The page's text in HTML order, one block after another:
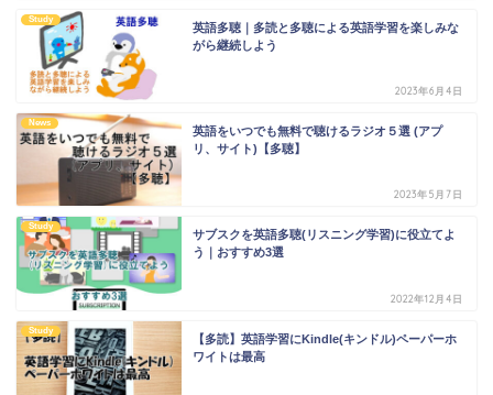
Study
英語多聴｜多読と多聴による英語学習を楽しみな
がら継続しよう
2023年6月4日
News
英語をいつでも無料で聴けるラジオ５選 (アプ
リ、サイト)【多聴】
2023年5月7日
Study
サブスクを英語多聴(リスニング学習)に役立てよ
う｜おすすめ3選
2022年12月4日
Study
【多読】英語学習にKindle(キンドル)ペーパーホ
ワイトは最高